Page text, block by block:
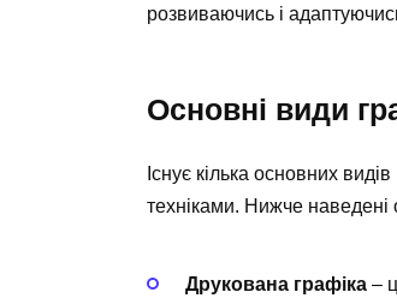
розвиваючись і
Основні види
Існує кілька основних
техніками. Нижче наведені
Друкована графіка –